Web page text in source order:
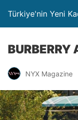
Türkiye'nin Yeni
BURBERRY
NYX Magazine